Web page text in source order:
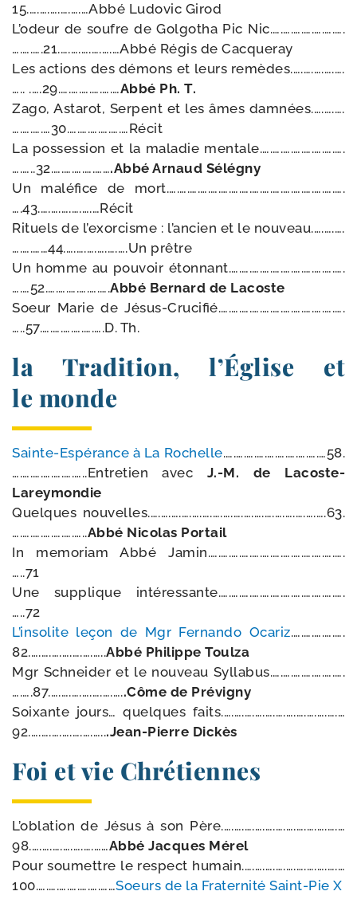
15.….….….….….…Abbé Ludovic Girod
L’odeur de soufre de Golgotha Pic Nic.….….….….….….….
….….….21.….….….….….…Abbé Régis de Cacqueray
Les actions des démons et leurs remèdes.….….….….….
….. .….29.….….….….….…Abbé Ph. T.
Zago, Astarot, Serpent et les âmes damnées.….….….
….….….…30.….….….….….…Récit
La pos­ses­sion et la mala­die mentale.….….….….….….….….
….…..32.….….….….…….Abbé Arnaud Sélégny
Un malé­fice de mort.….….….….….….….….….….….….….….….….….
….43.….….….….….…Récit
Rituels de l’exor­cisme : l’an­cien et le nouveau.….….….
….….……44.….….….….….….Un prêtre
Un homme au pou­voir étonnant.….….….….….….….….….….….
….…52.….….….….….….Abbé Bernard de Lacoste
Soeur Marie de Jésus-Crucifié.….….….….….….….….….….….….
…..57.….….….….….….D. Th.
la Tradition, l’Église et
le monde
Sainte-​Espérance à La Rochelle.….….….….….….….….….…58.
….….….….….….…..Entretien avec J.-M. de Lacoste-
Lareymondie
Quelques nouvelles.….….….….….….….….….….….….….….….….….63.
….….….….….….…..Abbé Nicolas Portail
In memo­riam Abbé Jamin.….….….….….….….….….….….….….
…..71
Une sup­plique intéressante.….….….….….….….….….….….….
…..72
L’insolite leçon de Mgr Fernando Ocariz.….….….….….
82.….….….….….….…..Abbé Philippe Toulza
Mgr Schneider et le nou­veau Syllabus.….….….….….….….
….….87.….….….….….….…..Côme de Prévigny
Soixante jours… quelques faits.….….….….….….….….….….….…
92.….….….….….….…...Jean-​Pierre Dickès
Foi et vie Chrétiennes
L’oblation de Jésus à son Père.….….….….….….….….….….….…
98.….….….….….….……Abbé Jacques Mérel
Pour sou­mettre le res­pect humain.….….….….….….….….….…
100.….….….….….….……Soeurs de la Fraternité Saint-​Pie X